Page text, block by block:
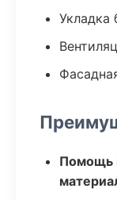
Укладка
Помощь